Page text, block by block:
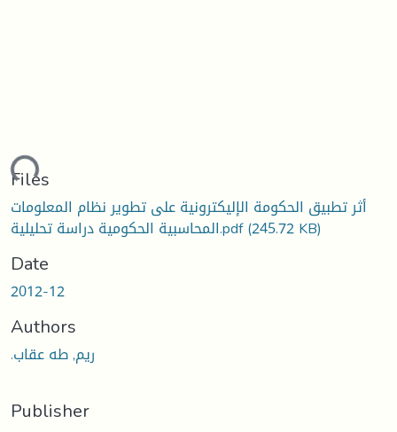
Files
أثر تطبيق الحكومة الإليكترونية على تطوير نظام المعلومات
المحاسبية الحكومية دراسة تحليلية.pdf(245.72 KB)
Date
2012-12
Authors
.ريم, طه عقاب
Publisher